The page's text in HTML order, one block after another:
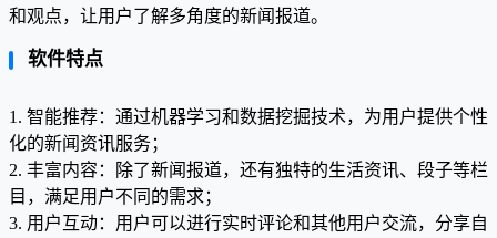
和观点，让用户了解多角度的新闻报道。
软件特点
1. 智能推荐：通过机器学习和数据挖掘技术，为用户提供个性
化的新闻资讯服务；
2. 丰富内容：除了新闻报道，还有独特的生活资讯、段子等栏
目，满足用户不同的需求；
3. 用户互动：用户可以进行实时评论和其他用户交流，分享自